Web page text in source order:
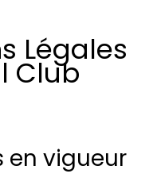
Légales
Club
en vigueur